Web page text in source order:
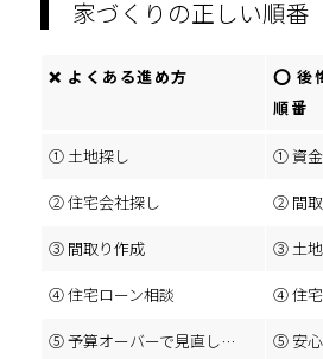
家づくりの正しい順番
❌ よくある進め方
⭕ 後
順番
① 土地探し ① 資
② 住宅会社探し ② 間
③ 間取り作成 ③ 土
④ 住宅ローン相談 ④ 住宅
⑤ 予算オーバーで見直し…
⑤ 安心